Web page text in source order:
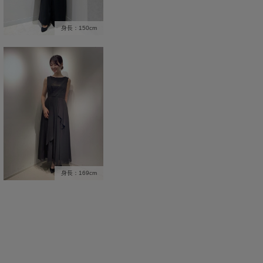
身長：150cm
身長：169cm